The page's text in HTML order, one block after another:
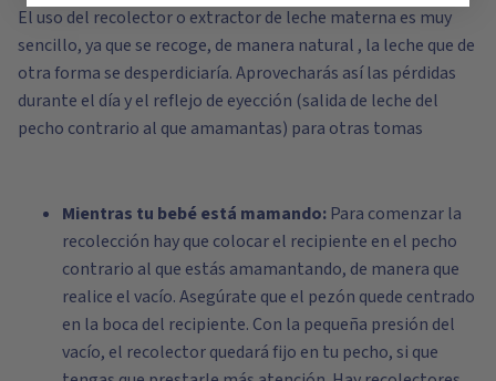
El uso del recolector o extractor de leche materna es muy
sencillo, ya que se recoge, de manera natural , la leche que de
otra forma se desperdiciaría. Aprovecharás así las pérdidas
durante el día y el reflejo de eyección (salida de leche del
pecho contrario al que amamantas) para otras tomas
Mientras tu bebé está mamando: Para comenzar la
recolección hay que colocar el recipiente en el pecho
contrario al que estás amamantando, de manera que
realice el vacío. Asegúrate que el pezón quede centrado
en la boca del recipiente. Con la pequeña presión del
vacío, el recolector quedará fijo en tu pecho, si que